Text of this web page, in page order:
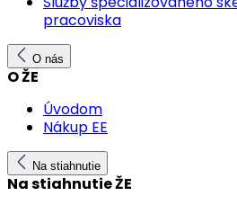
pracoviska
O nás
O ŽE
Úvodom
Nákup EE
Na stiahnutie
Na stiahnutie ŽE